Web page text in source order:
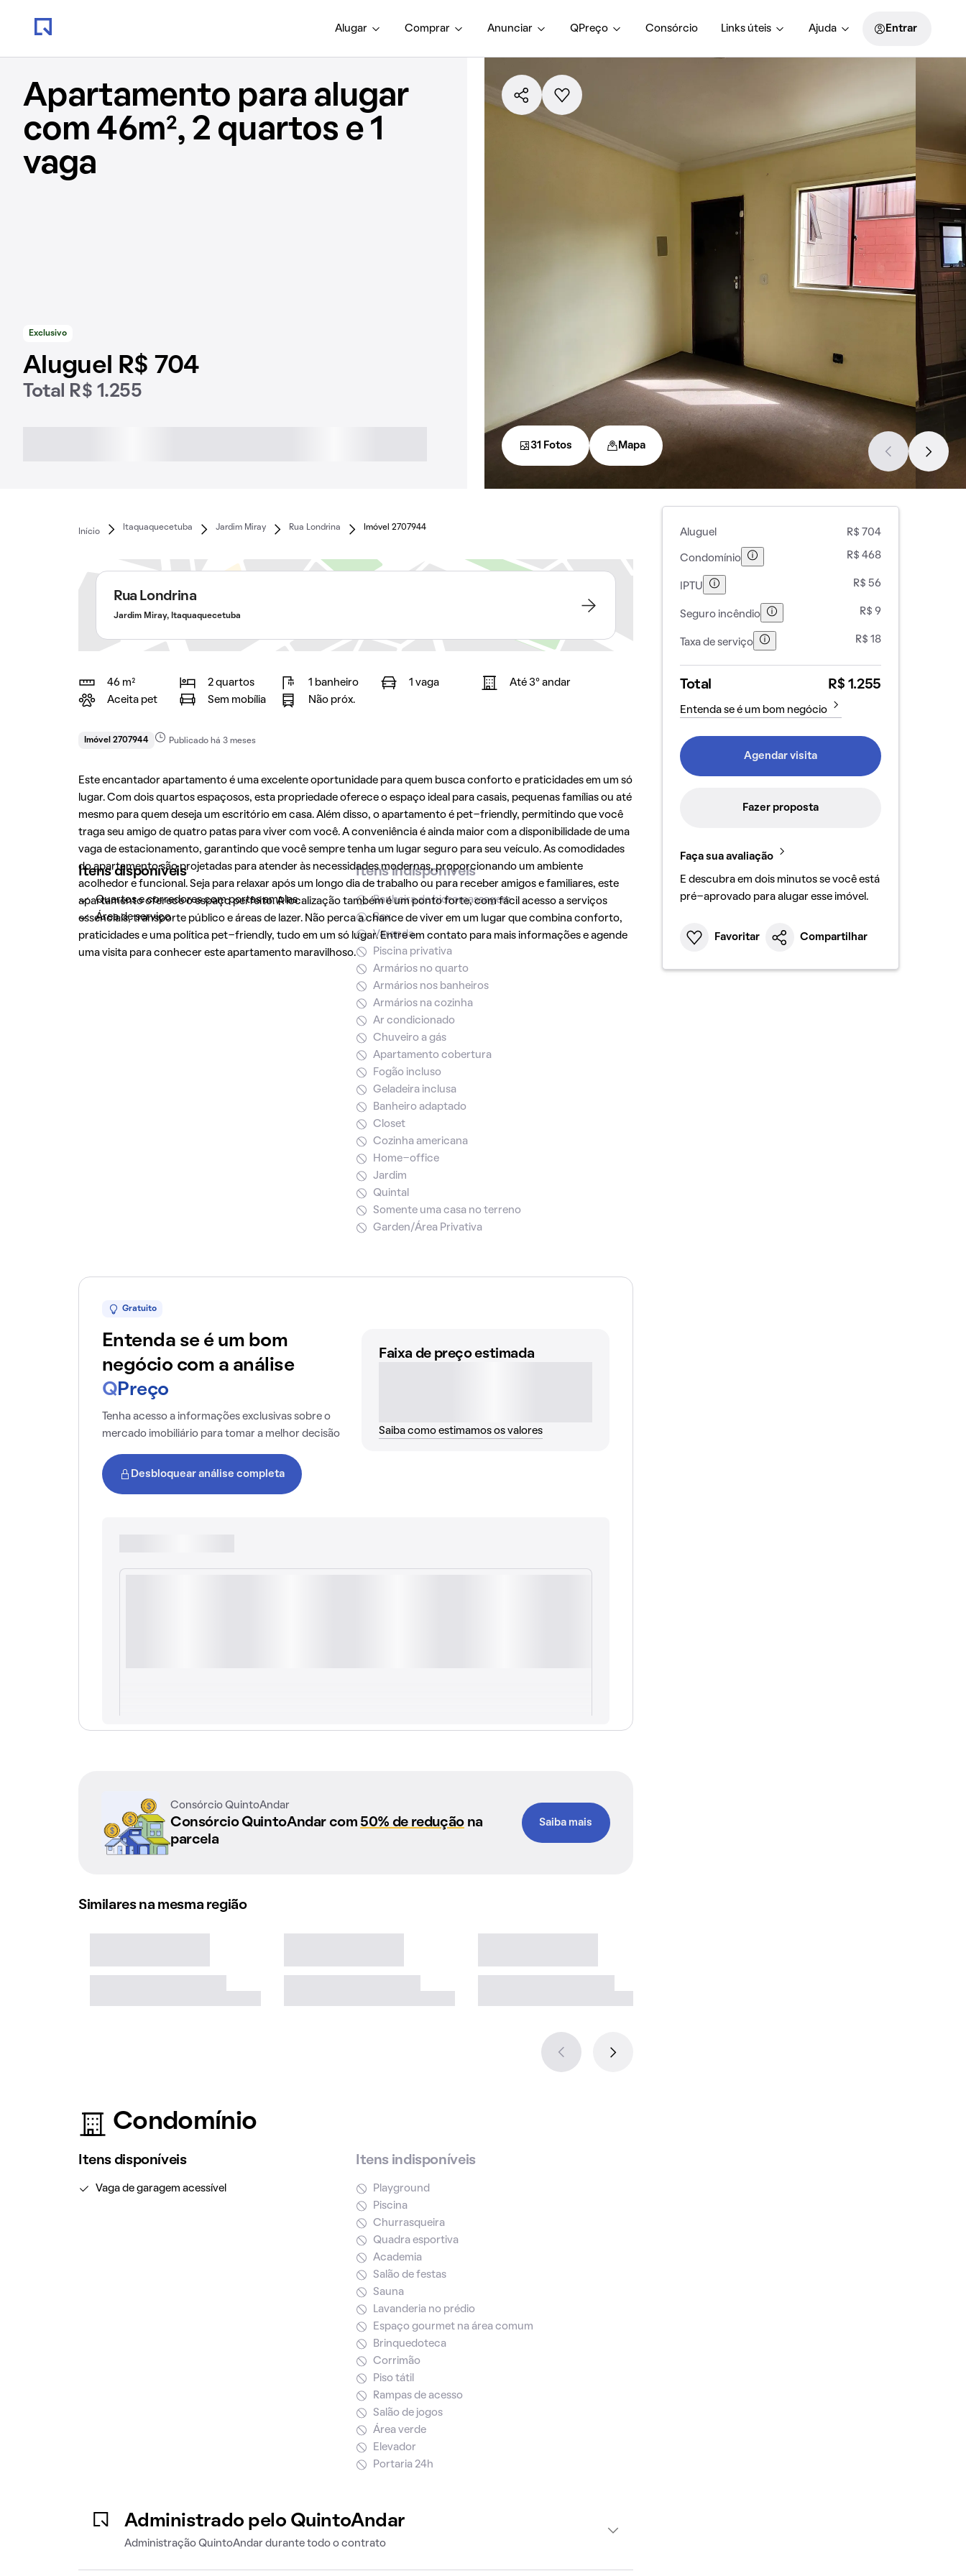
Alugar Comprar Anunciar QPreço Consórcio Links úteis Ajuda Entrar
Apartamento para alugar
com 46m², 2 quartos e 1
vaga
Exclusivo
Aluguel R$ 704
Total R$ 1.255
31 Fotos Mapa
Início
Itaquaquecetuba Jardim Miray Rua Londrina Imóvel 2707944
Rua Londrina
Jardim Miray, Itaquaquecetuba
46 m² 2 quartos 1 banheiro 1 vaga
Até 3° andar
Aceita pet
Sem mobília Não próx.
Imóvel 2707944 Publicado há 3 meses
Este encantador apartamento é uma excelente oportunidade para quem busca conforto e praticidades em um só
lugar. Com dois quartos espaçosos, esta propriedade oferece o espaço ideal para casais, pequenas famílias ou até
mesmo para quem deseja um escritório em casa. Além disso, o apartamento é pet-friendly, permitindo que você
traga seu amigo de quatro patas para viver com você. A conveniência é ainda maior com a disponibilidade de uma
vaga de estacionamento, garantindo que você sempre tenha um lugar seguro para seu veículo. As comodidades
do apartamento são projetadas para atender às necessidades modernas, proporcionando um ambiente
acolhedor e funcional. Seja para relaxar após um longo dia de trabalho ou para receber amigos e familiares, este
apartamento oferece o espaço perfeito. A localização também é um ponto forte, com fácil acesso a serviços
essenciais, transporte público e áreas de lazer. Não perca a chance de viver em um lugar que combina conforto,
praticidades e uma política pet-friendly, tudo em um só lugar. Entre em contato para mais informações e agende
uma visita para conhecer este apartamento maravilhoso.
Itens disponíveis
Quartos e corredores com portas amplas
Área de serviço
Itens indisponíveis
Banheira de hidromassagem
Box
Varanda
Piscina privativa
Armários no quarto
Armários nos banheiros
Armários na cozinha
Ar condicionado
Chuveiro a gás
Apartamento cobertura
Fogão incluso
Geladeira inclusa
Banheiro adaptado
Closet
Cozinha americana
Home-office
Jardim
Quintal
Somente uma casa no terreno
Garden/Área Privativa
Gratuito
Entenda se é um bom
negócio com a análise
Q Preço
Tenha acesso a informações exclusivas sobre o
mercado imobiliário para tomar a melhor decisão
Desbloquear análise completa
Faixa de preço estimada
Saiba como estimamos os valores
Consórcio QuintoAndar
Consórcio QuintoAndar com 50% de reduçãona
parcela
Saiba mais
Similares na mesma região
Condomínio
Itens disponíveis
Vaga de garagem acessível
Itens indisponíveis
Playground
Piscina
Churrasqueira
Quadra esportiva
Academia
Salão de festas
Sauna
Lavanderia no prédio
Espaço gourmet na área comum
Brinquedoteca
Corrimão
Piso tátil
Rampas de acesso
Salão de jogos
Área verde
Elevador
Portaria 24h
Administrado pelo QuintoAndar
Administração QuintoAndar durante todo o contrato
Aluguel R$ 704
Condomínio R$ 468
IPTU R$ 56
Seguro incêndio R$ 9
Taxa de serviço R$ 18
Total R$ 1.255
Entenda se é um bom negócio
Agendar visita
Fazer proposta
Faça sua avaliação
E descubra em dois minutos se você está
pré-aprovado para alugar esse imóvel.
Favoritar Compartilhar